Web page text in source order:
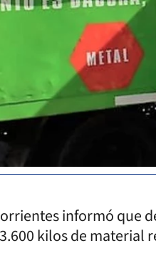
informó que
kilos de material